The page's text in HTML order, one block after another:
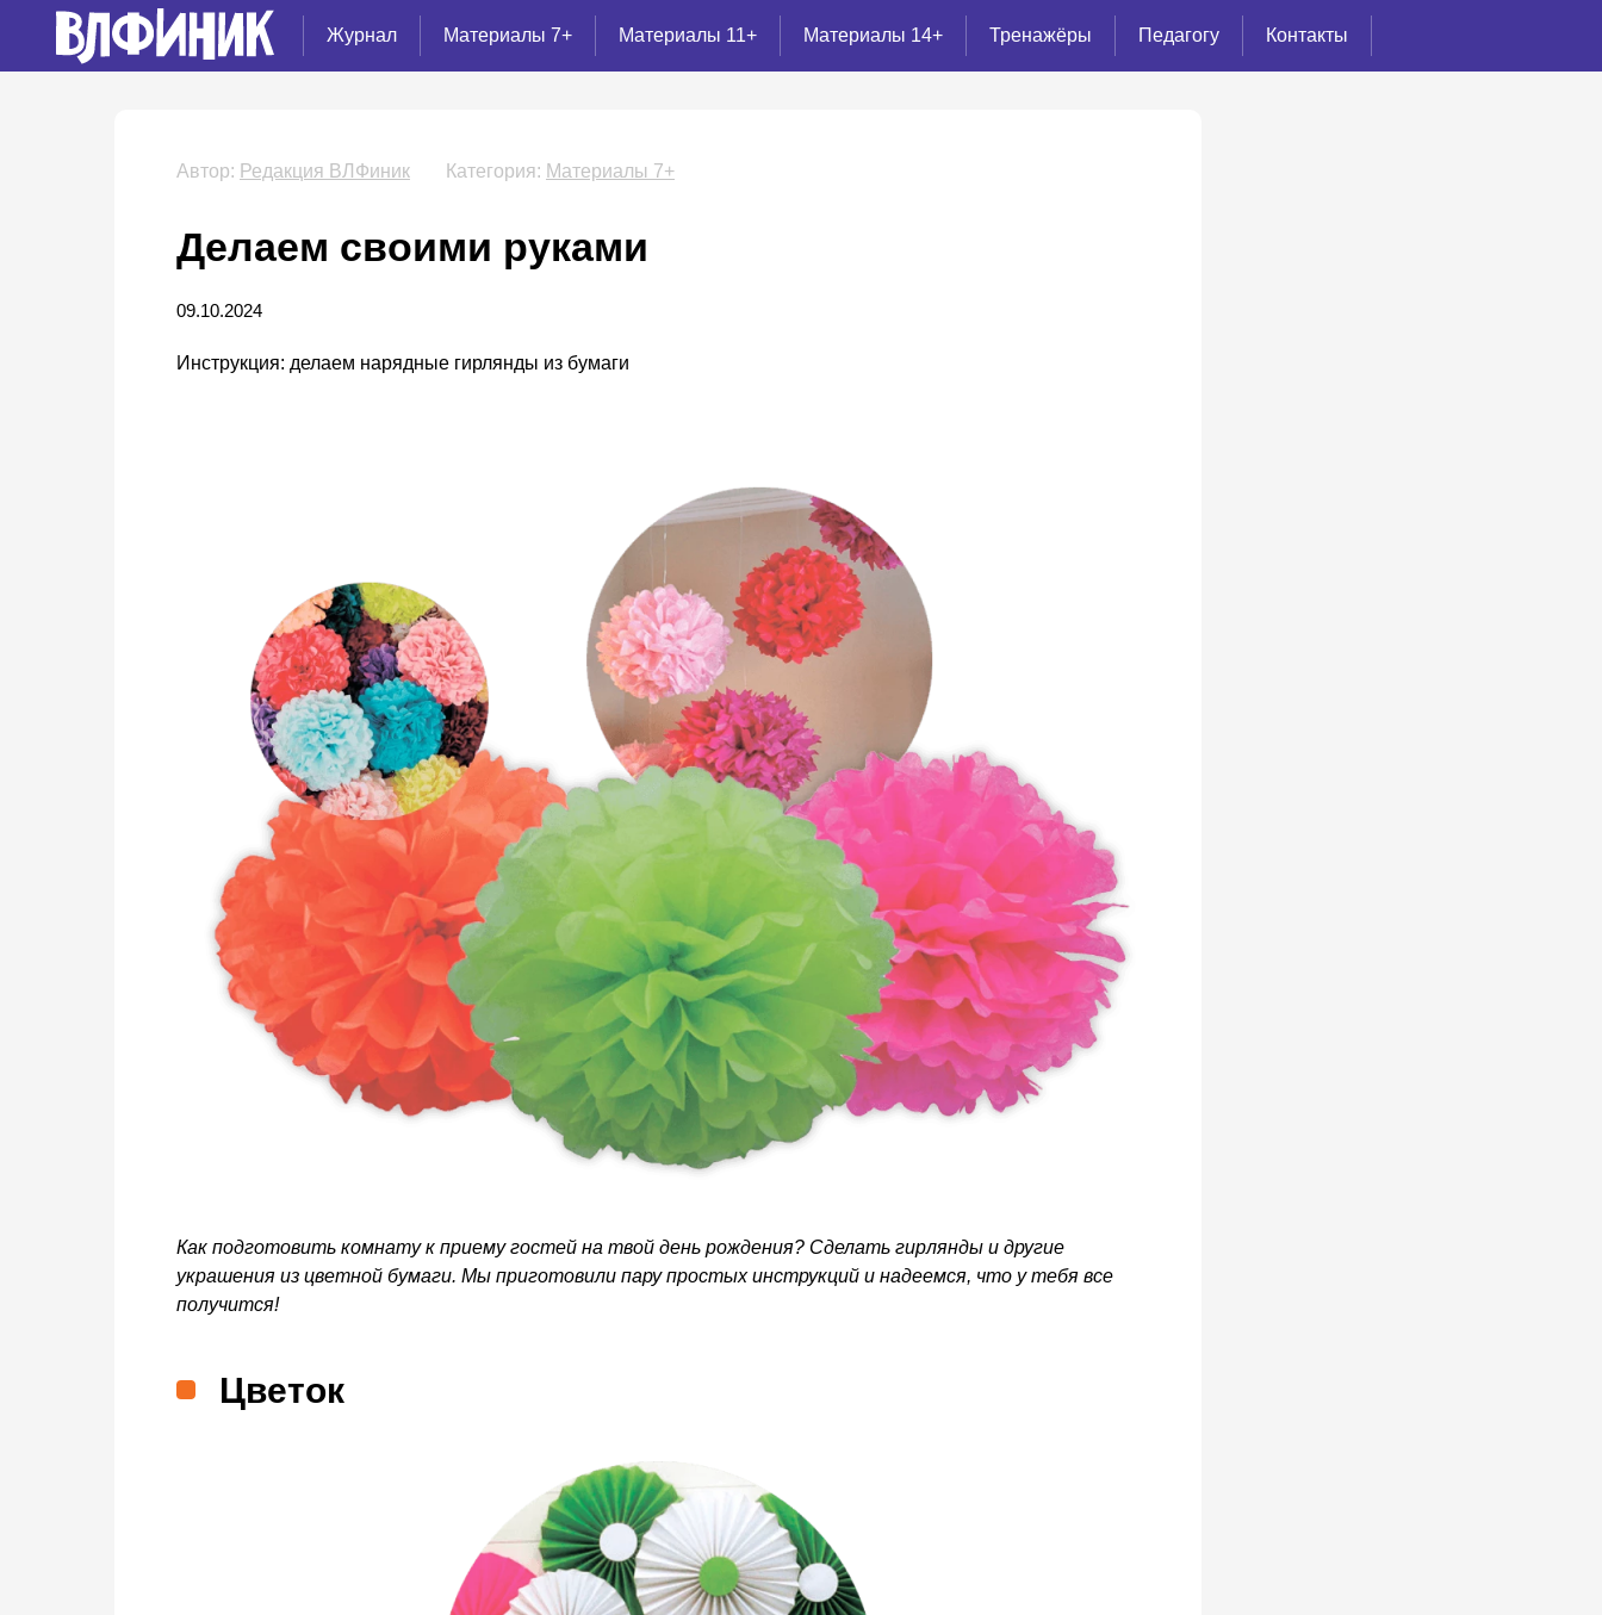
Журнал Материалы 7+ Материалы 11+ Материалы 14+ Тренажёры Педагогу Контакты
Автор: Редакция ВЛФиник Категория: Материалы 7+
Делаем своими руками
09.10.2024
Инструкция: делаем нарядные гирлянды из бумаги
Как подготовить комнату к приему гостей на твой день рождения? Сделать гирлянды и другие
украшения из цветной бумаги. Мы приготовили пару простых инструкций и надеемся, что у тебя все
получится!
Цветок